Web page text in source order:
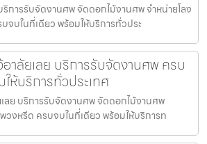
การรับจัดงานศพ จัดดอกไม้งานศพ จำหน่ายโลง
จบในที่เดียว พร้อมให้บริการทั่วประ
าลัยเลย บริการรับจัดงานศพ ครบ
ห้บริการทั่วประเทศ
ลย บริการรับจัดงานศพ จัดดอกไม้งานศพ
วงหรีด ครบจบในที่เดียว พร้อมให้บริการท